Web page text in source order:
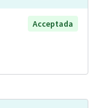
Acceptada